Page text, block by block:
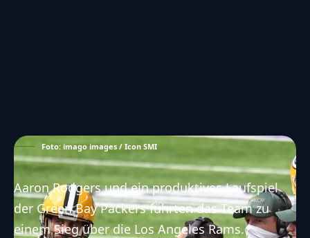
Foto: imago images / Icon SMI
Aaron Rodgersund ein produktives Laufspiel
derGreen Bay Packersführten das Team zu
einem Sieg über die Los Angeles Rams.